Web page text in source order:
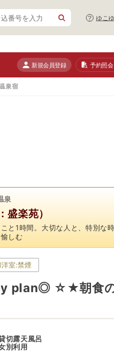
ゆこ
新規会員登録 予約照会
泉宿
泉
楽苑）
と1時間。大切な人と、特別
しむ
洋室:禁煙
plan◎ ☆★朝食
切露天風呂
別利用